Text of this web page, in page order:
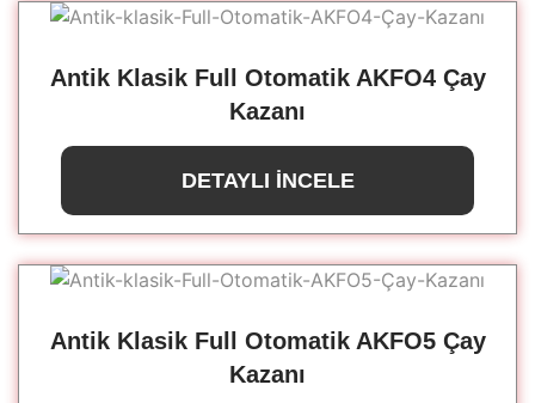
Antik Klasik Full Otomatik AKFO4 Çay
Kazanı
DETAYLI İNCELE
Antik Klasik Full Otomatik AKFO5 Çay
Kazanı